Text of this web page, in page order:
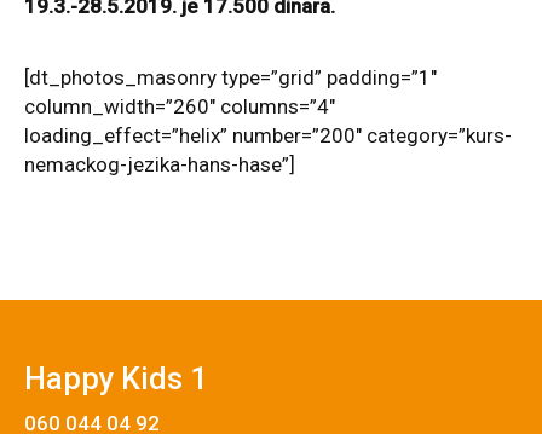
19.3.-28.5.2019. je 17.500 dinara.
[dt_photos_masonry type=”grid” padding=”1″
column_width=”260″ columns=”4″
loading_effect=”helix” number=”200″ category=”kurs-
nemackog-jezika-hans-hase”]
Happy Kids 1
060 044 04 92